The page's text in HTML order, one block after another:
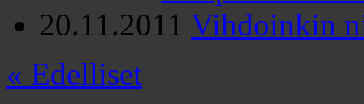
20.11.2011 Vihdoinkin
« Edelliset